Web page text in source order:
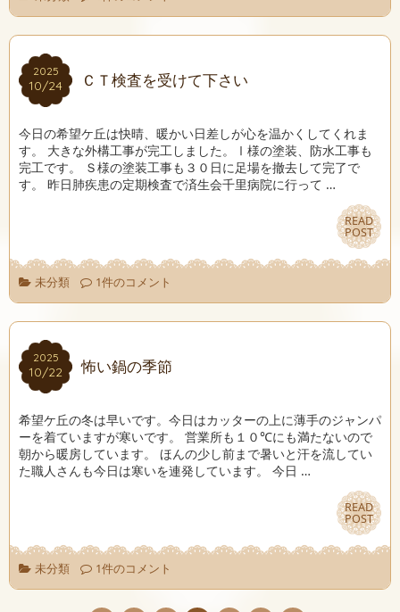
2025
10/24
2025
10/24 ＣＴ検査を受けて下さい
今日の希望ケ丘は快晴、暖かい日差しが心を温かくしてくれま
す。 大きな外構工事が完工しました。Ⅰ様の塗装、防水工事も
完工です。 Ｓ様の塗装工事も３０日に足場を撤去して完了で
す。 昨日肺疾患の定期検査で済生会千里病院に行って …
READ
POST
READ
POST
未分類 1件のコメント
2025
10/22
2025
10/22 怖い鍋の季節
希望ケ丘の冬は早いです。今日はカッターの上に薄手のジャンパ
ーを着ていますが寒いです。 営業所も１０℃にも満たないので
朝から暖房しています。 ほんの少し前まで暑いと汗を流してい
た職人さんも今日は寒いを連発しています。 今日 …
READ
POST
READ
POST
未分類 1件のコメント